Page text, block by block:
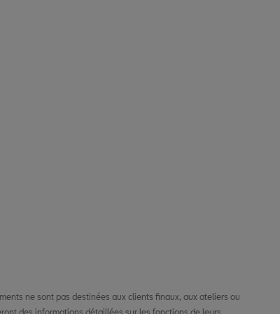
ne sont pas destinées aux clients finaux, aux ateliers ou